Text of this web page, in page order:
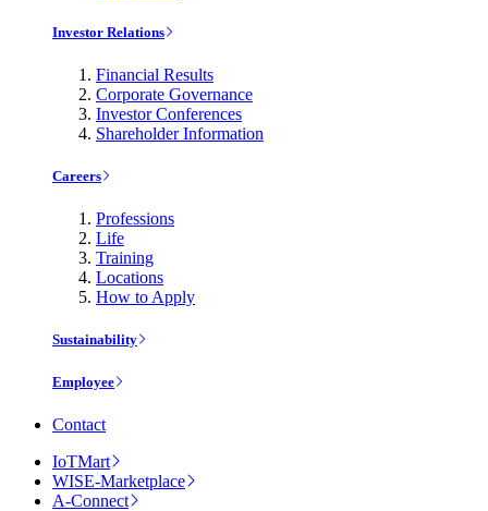
Investor Relations
Financial Results
Corporate Governance
Investor Conferences
Shareholder Information
Careers
Professions
Life
Training
Locations
How to Apply
Sustainability
Employee
Contact
IoTMart
WISE-Marketplace
A-Connect